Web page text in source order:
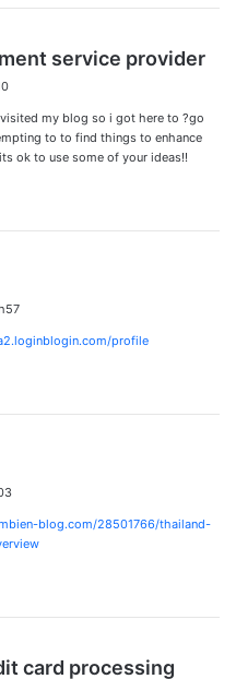
service provider
my blog so i got here to ?go
to to find things to enhance
ok to use some of your ideas!!
profile
blog.com/28501766/thailand-
card processing